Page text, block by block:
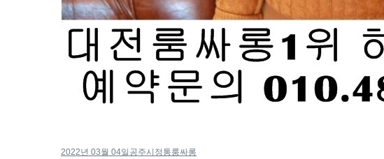
2022년 03월 04일 공주시정통룸싸롱